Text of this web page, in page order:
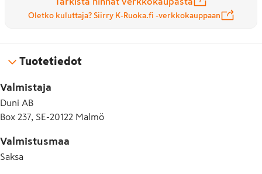
Oletko kuluttaja? Siirry K-Ruoka.fi -verkkokauppaan
Tuotetiedot
Valmistaja
Duni AB
Box 237, SE-20122 Malmö
Valmistusmaa
Saksa